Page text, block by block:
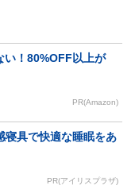
！80%OFF以上が
PR(Amazon)
寝具で快適な睡眠をあ
PR(アイリスプラザ)